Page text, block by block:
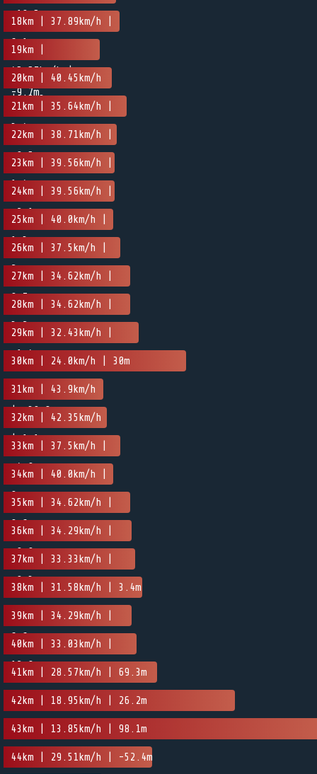
-19.5m
18km | 37.89km/h |
6.1m
19km |
45.57km/h |
-9.7m
20km | 40.45km/h
| -5.3m
21km | 35.64km/h |
3.4m
22km | 38.71km/h |
-0.5m
23km | 39.56km/h |
1.4m
24km | 39.56km/h |
-2.1m
25km | 40.0km/h |
1.3m
26km | 37.5km/h |
2m
27km | 34.62km/h |
0.7m
28km | 34.62km/h |
3.2m
29km | 32.43km/h |
-1.4m
30km | 24.0km/h | 30m
31km | 43.9km/h
| -30.8m
32km | 42.35km/h
| 1.1m
33km | 37.5km/h |
-4.9m
34km | 40.0km/h |
0m
35km | 34.62km/h |
0.6m
36km | 34.29km/h |
-0.9m
37km | 33.33km/h |
-0.3m
38km | 31.58km/h | 3.4m
39km | 34.29km/h |
6.6m
40km | 33.03km/h |
12.8m
41km | 28.57km/h | 69.3m
42km | 18.95km/h | 26.2m
43km | 13.85km/h | 98.1m
44km | 29.51km/h | -52.4m